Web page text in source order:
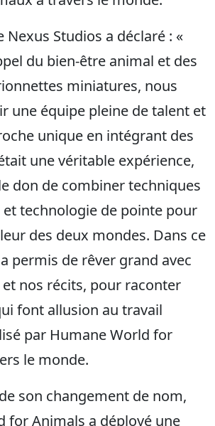
Nexus Studios a déclaré : «
du bien-être animal et des
miniatures, nous
une équipe pleine de talent et
unique en intégrant des
une véritable expérience,
don de combiner techniques
technologie de pointe pour
des deux mondes. Dans ce
permis de rêver grand avec
nos récits, pour raconter
font allusion au travail
par Humane World for
le monde.
son changement de nom,
for Animals a déployé une